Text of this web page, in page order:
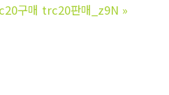
구매 trc20판매_z9N »